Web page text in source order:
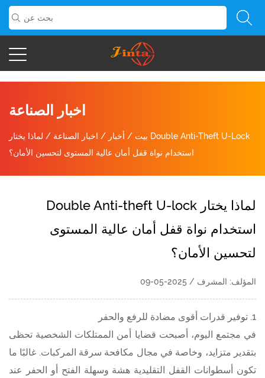
اخبار الصناعة
بيت / أخبار / اخبار الصناعة / لماذا يختار Double Anti-Theft U-Lock
استخدام نواة قفل أمان عالية المستوى لتحسين الأمان؟
لماذا يختار Double Anti-theft U-lock
استخدام نواة قفل أمان عالية المستوى
لتحسين الأمان؟
المؤلف: المشرف / 2025-05-09
1. توفير قدرات أقوى مضادة للرفع والحفر
في مجتمع اليوم، أصبحت قضايا أمن الممتلكات الشخصية تحظى
بتقدير متزايد، وخاصة في مجال مكافحة سرقة المركبات. غالبًا ما
تكون أسطوانات القفل التقليدية هشة وسهلة الفتح أو الحفر عند